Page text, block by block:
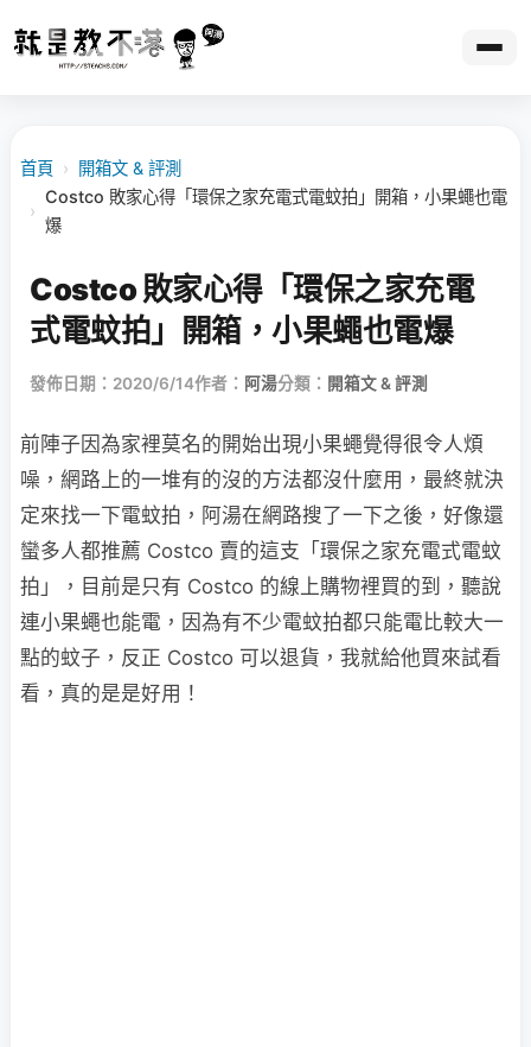
首頁 › 開箱文 & 評測
›
Costco 敗家心得「環保之家充電式電蚊拍」開箱，小果蠅也電
爆
Costco 敗家心得「環保之家充電
式電蚊拍」開箱，小果蠅也電爆
發佈日期：2020/6/14作者： 阿湯分類： 開箱文 & 評測
前陣子因為家裡莫名的開始出現小果蠅覺得很令人煩
噪，網路上的一堆有的沒的方法都沒什麼用，最終就決
定來找一下電蚊拍，阿湯在網路搜了一下之後，好像還
蠻多人都推薦 Costco 賣的這支「環保之家充電式電蚊
拍」，目前是只有 Costco 的線上購物裡買的到，聽說
連小果蠅也能電，因為有不少電蚊拍都只能電比較大一
點的蚊子，反正 Costco 可以退貨，我就給他買來試看
看，真的是是好用！